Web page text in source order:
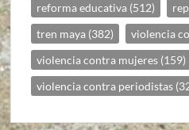
reforma educativa (512)
tren maya (382) violencia
violencia contra mujeres (159)
violencia contra periodistas